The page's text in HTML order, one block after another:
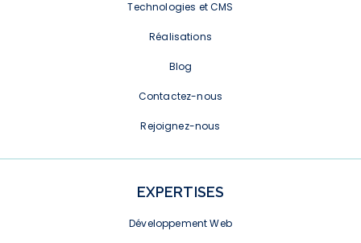
Technologies et CMS
Réalisations
Blog
Contactez-nous
Rejoignez-nous
EXPERTISES
Développement Web